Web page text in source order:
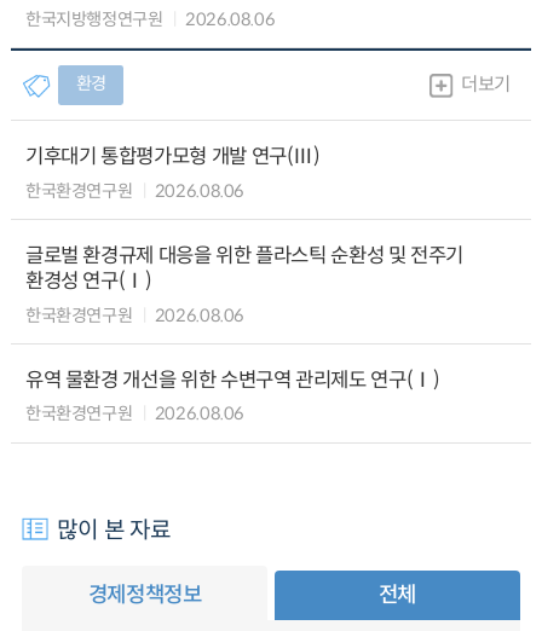
한국지방행정연구원 2026.08.06
환경 더보기
기후대기 통합평가모형 개발 연구(Ⅲ)
한국환경연구원 2026.08.06
글로벌 환경규제 대응을 위한 플라스틱 순환성 및 전주기
환경성 연구(Ⅰ)
한국환경연구원 2026.08.06
유역 물환경 개선을 위한 수변구역 관리제도 연구(Ⅰ)
한국환경연구원 2026.08.06
많이 본 자료
경제정책정보 전체